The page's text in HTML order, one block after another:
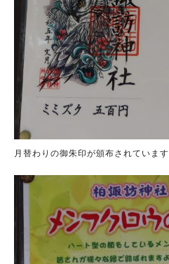
月替わりの御朱印が頒布されています